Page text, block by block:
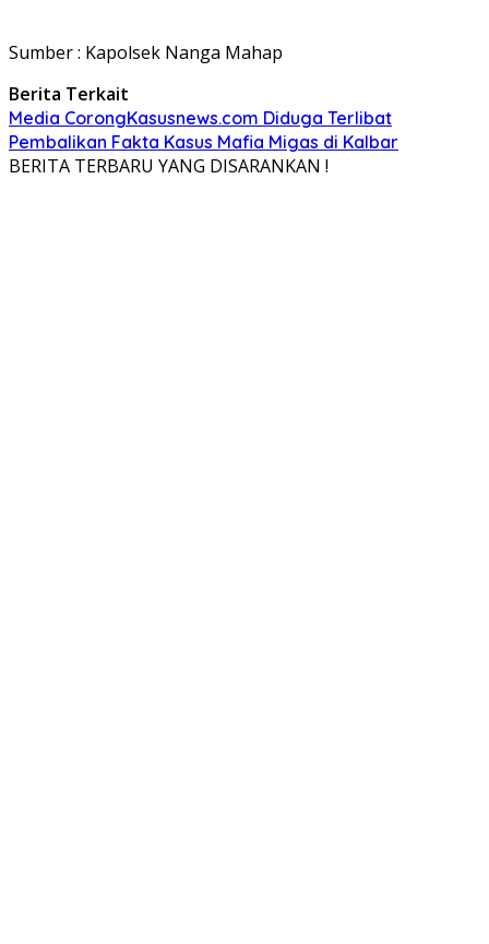
Sumber : Kapolsek Nanga Mahap
Berita Terkait
Media CorongKasusnews.com Diduga Terlibat
Pembalikan Fakta Kasus Mafia Migas di Kalbar
BERITA TERBARU YANG DISARANKAN !